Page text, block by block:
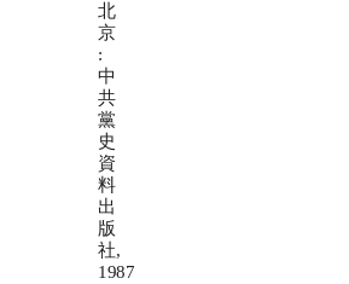
北
京
:
中
共
黨
史
資
料
出
版
社,
1987